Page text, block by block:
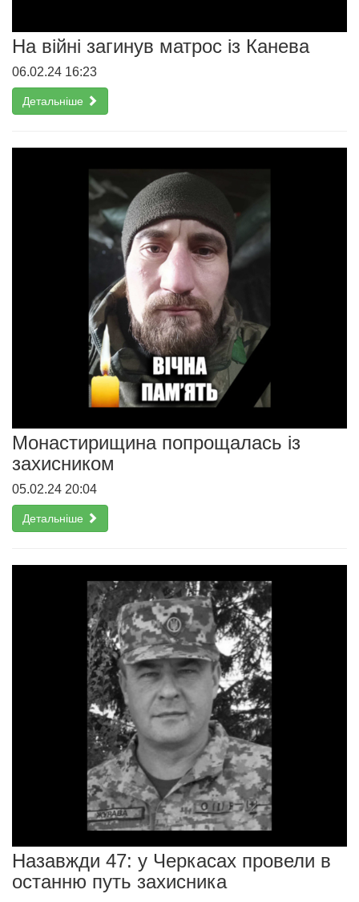
На війні загинув матрос із Канева
06.02.24 16:23
Детальніше
Монастирищина попрощалась із
захисником
05.02.24 20:04
Детальніше
Назавжди 47: у Черкасах провели в
останню путь захисника